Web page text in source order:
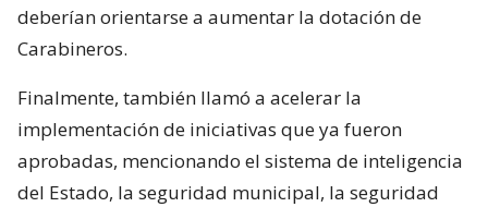
deberían orientarse a aumentar la dotación de
Carabineros.
Finalmente, también llamó a acelerar la
implementación de iniciativas que ya fueron
aprobadas, mencionando el sistema de inteligencia
del Estado, la seguridad municipal, la seguridad